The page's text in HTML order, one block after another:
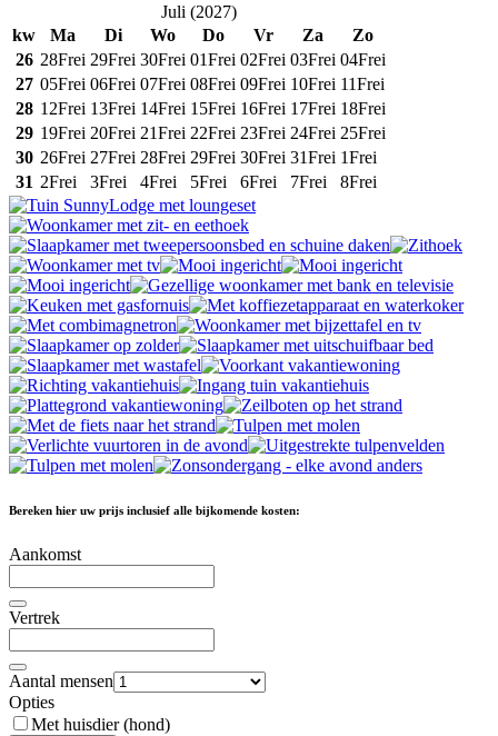
Juli (2027)
kw
Ma Di Wo Do Vr Za
Zo
26 28Frei 29Frei 30Frei 01Frei 02Frei 03Frei 04Frei
27 05Frei 06Frei 07Frei 08Frei 09Frei 10Frei 11Frei
28 12Frei 13Frei 14Frei 15Frei 16Frei 17Frei 18Frei
29 19Frei 20Frei 21Frei 22Frei 23Frei 24Frei 25Frei
30 26Frei 27Frei 28Frei 29Frei 30Frei 31Frei 1Frei
31 2Frei 3Frei 4Frei 5Frei 6Frei 7Frei 8Frei
Bereken hier uw prijs inclusief alle bijkomende kosten:
Aankomst
Vertrek
Aantal mensen
Opties
Met huisdier (hond)